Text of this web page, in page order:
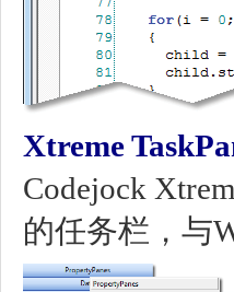
Xtreme
Codejock
的任务栏，与